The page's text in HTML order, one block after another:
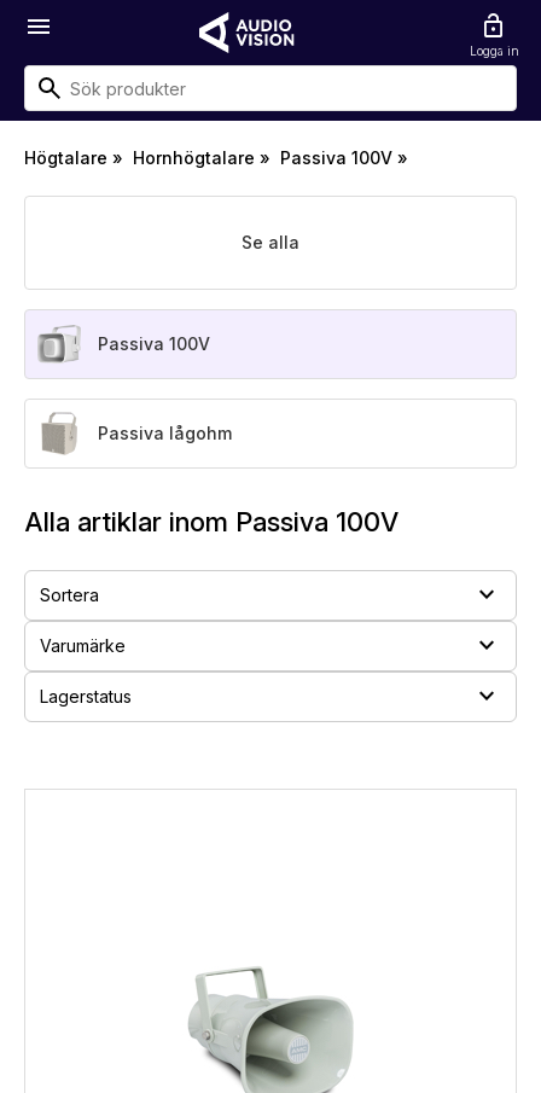
menu lock_open
Logga in
Högtalare » Hornhögtalare » Passiva 100V »
Se alla
Passiva 100V
Passiva lågohm
Alla artiklar inom Passiva 100V
Sortera expand_more
Varumärke expand_more
Lagerstatus expand_more